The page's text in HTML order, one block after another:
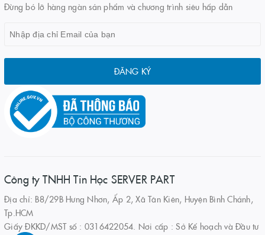
Đừng bỏ lỡ hàng ngàn sản phẩm và chương trình siêu hấp dẫn
ĐĂNG KÝ
Công ty TNHH Tin Học SERVER PART
Địa chỉ: B8/29B Hưng Nhơn, Ấp 2, Xã Tân Kiên, Huyện Bình Chánh,
Tp.HCM
Giấy ĐKKD/MST số : 0316422054. Nơi cấp : Sở Kế hoạch và Đầu tư